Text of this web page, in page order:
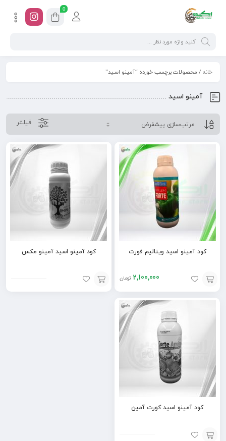
0
خانه / محصولات برچسب خورده “آمینو اسید”
آمینو اسید
فیلـتر
کود آمینو اسید ویتالیم فورت
2,100,000 تومان
افزودن
کود آمینو اسید آمینو مکس
افزودن
کود آمینو اسید کورت آمین